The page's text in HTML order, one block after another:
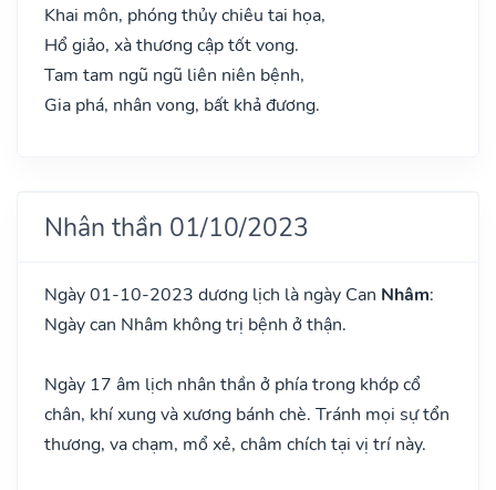
Khai môn, phóng thủy chiêu tai họa,
Hổ giảo, xà thương cập tốt vong.
Tam tam ngũ ngũ liên niên bệnh,
Gia phá, nhân vong, bất khả đương.
Nhân thần 01/10/2023
Ngày 01-10-2023 dương lịch là ngày Can Nhâm:
Ngày can Nhâm không trị bệnh ở thận.
Ngày 17 âm lịch nhân thần ở phía trong khớp cổ
chân, khí xung và xương bánh chè. Tránh mọi sự tổn
thương, va chạm, mổ xẻ, châm chích tại vị trí này.